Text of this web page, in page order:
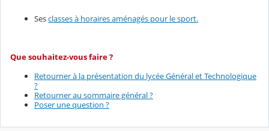
Sesclasses à horaires aménagés pour le sport.
Que souhaitez-vous faire ?
Retourner à la présentation du lycée Général et Technologique
?
Retourner au sommaire général ?
Poser une question ?